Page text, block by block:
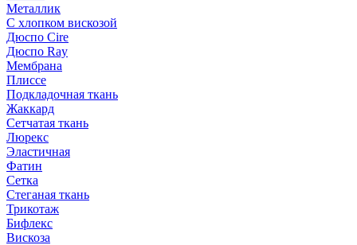
Металлик
С хлопком вискозой
Дюспо Cire
Дюспо Ray
Мембрана
Плиссе
Подкладочная ткань
Жаккард
Сетчатая ткань
Люрекс
Эластичная
Фатин
Сетка
Стеганая ткань
Трикотаж
Бифлекс
Вискоза